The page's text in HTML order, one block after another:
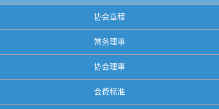
协会章程
常务理事
协会理事
会费标准